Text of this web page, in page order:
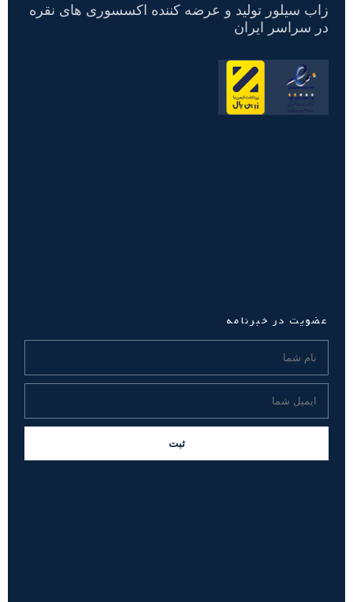
زاب سیلور تولید و عرضه کننده اکسسوری های نقره
در سراسر ایران
عضویت در خبرنامه
ثبت